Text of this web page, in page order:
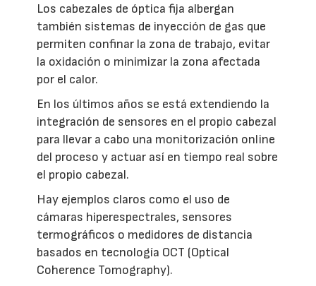
Los cabezales de óptica fija albergan
también sistemas de inyección de gas que
permiten confinar la zona de trabajo, evitar
la oxidación o minimizar la zona afectada
por el calor.
En los últimos años se está extendiendo la
integración de sensores en el propio cabezal
para llevar a cabo una monitorización online
del proceso y actuar así en tiempo real sobre
el propio cabezal.
Hay ejemplos claros como el uso de
cámaras hiperespectrales, sensores
termográficos o medidores de distancia
basados en tecnología OCT (Optical
Coherence Tomography).